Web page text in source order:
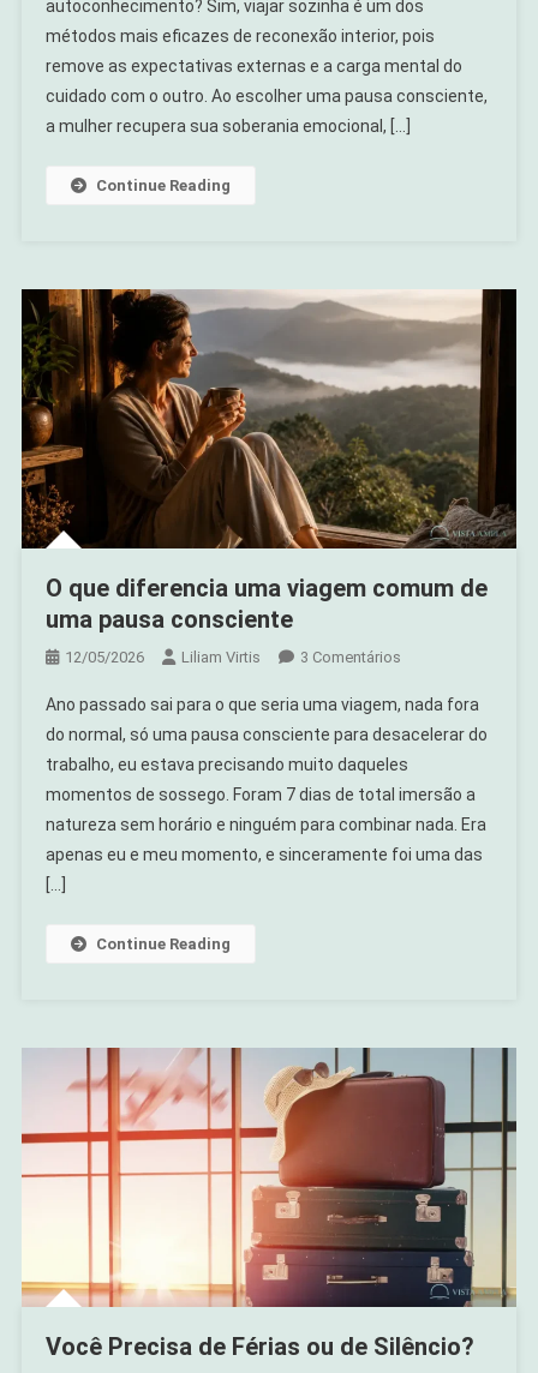
autoconhecimento? Sim, viajar sozinha é um dos
métodos mais eficazes de reconexão interior, pois
remove as expectativas externas e a carga mental do
cuidado com o outro. Ao escolher uma pausa consciente,
a mulher recupera sua soberania emocional, […]
Continue Reading
O que diferencia uma viagem comum de
uma pausa consciente
12/05/2026 Liliam Virtis 3 ComentáriosEm
Que
Diferencia
Uma
Viagem
Comum
De
Ano passado sai para o que seria uma viagem, nada fora
do normal, só uma pausa consciente para desacelerar do
trabalho, eu estava precisando muito daqueles
momentos de sossego. Foram 7 dias de total imersão a
natureza sem horário e ninguém para combinar nada. Era
apenas eu e meu momento, e sinceramente foi uma das
[…]
Continue Reading
Você Precisa de Férias ou de Silêncio?